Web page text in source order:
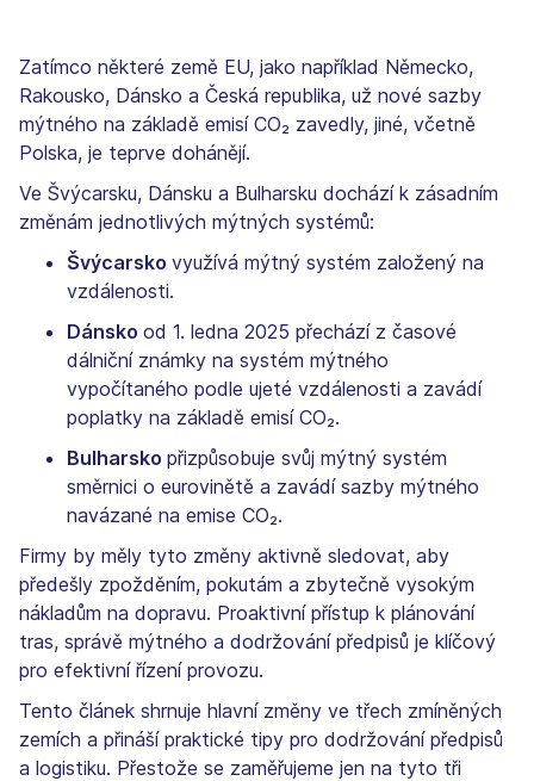
Zatímco některé země EU, jako například Německo,
Rakousko, Dánsko a Česká republika, už nové sazby
mýtného na základě emisí CO₂ zavedly, jiné, včetně
Polska, je teprve dohánějí.
Ve Švýcarsku, Dánsku a Bulharsku dochází k zásadním
změnám jednotlivých mýtných systémů:
Švýcarsko využívá mýtný systém založený na
vzdálenosti.
Dánsko od 1. ledna 2025 přechází z časové
dálniční známky na systém mýtného
vypočítaného podle ujeté vzdálenosti a zavádí
poplatky na základě emisí CO₂.
Bulharsko přizpůsobuje svůj mýtný systém
směrnici o eurovinětě a zavádí sazby mýtného
navázané na emise CO₂.
Firmy by měly tyto změny aktivně sledovat, aby
předešly zpožděním, pokutám a zbytečně vysokým
nákladům na dopravu. Proaktivní přístup k plánování
tras, správě mýtného a dodržování předpisů je klíčový
pro efektivní řízení provozu.
Tento článek shrnuje hlavní změny ve třech zmíněných
zemích a přináší praktické tipy pro dodržování předpisů
a logistiku. Přestože se zaměřujeme jen na tyto tři